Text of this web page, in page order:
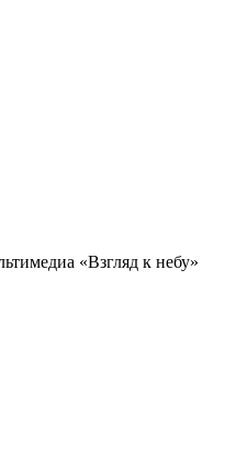
«Взгляд к небу»